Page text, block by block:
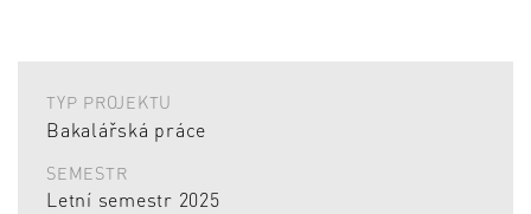
TYP PROJEKTU
Bakalářská práce
SEMESTR
Letní semestr 2025